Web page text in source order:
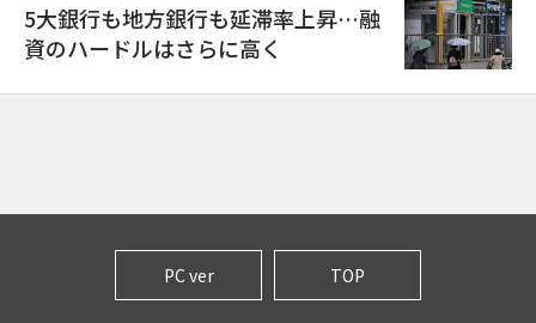
5大銀行も地方銀行も延滞率上昇…融
資のハードルはさらに高く
PC ver TOP